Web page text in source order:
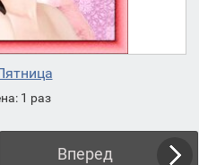
1 раз
Вперед